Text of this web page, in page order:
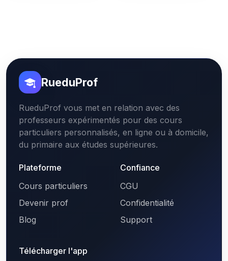
RueduProf
RueduProf vous met en relation avec des
professeurs expérimentés pour des cours
particuliers personnalisés, en ligne ou à domicile,
du primaire aux études supérieures.
Plateforme
Cours particuliers
Devenir prof
Blog
Confiance
CGU
Confidentialité
Support
Télécharger l'app